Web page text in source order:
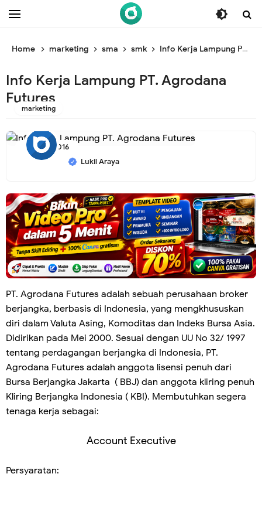
/* ganti br end */
Home marketing sma smk Info Kerja Lampung PT. Agrodana Futures
Info Kerja Lampung PT. Agrodana
Futures
marketing
Lukil Araya
7/14/2016
PT. Agrodana Futures adalah sebuah perusahaan broker
berjangka, berbasis di Indonesia, yang mengkhususkan
diri dalam Valuta Asing, Komoditas dan Indeks Bursa Asia.
Didirikan pada Mei 2000. Sesuai dengan UU No 32/ 1997
tentang perdagangan berjangka di Indonesia, PT.
Agrodana Futures adalah anggota lisensi penuh dari
Bursa Berjangka Jakarta ( BBJ) dan anggota kliring penuh
Kliring Berjangka Indonesia ( KBI). Membutuhkan segera
tenaga kerja sebagai:
Account Executive
Persyaratan: